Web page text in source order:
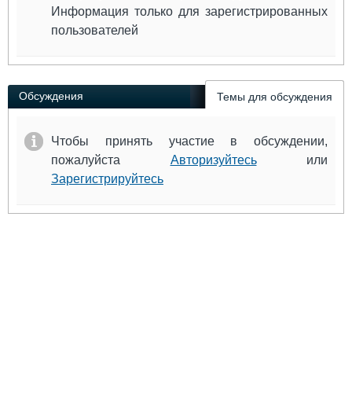
Информация только для зарегистрированных
пользователей
Обсуждения Темы для обсуждения
Чтобы принять участие в обсуждении,
пожалуйста Авторизуйтесьили
Зарегистрируйтесь